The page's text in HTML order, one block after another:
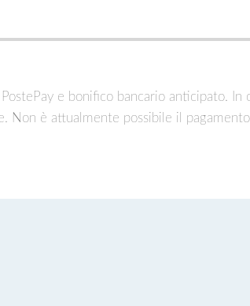
e bonifico bancario anticipato. In
Non è attualmente possibile il